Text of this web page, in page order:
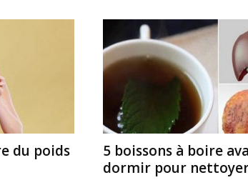
du poids
5 boissons à boire
dormir pour